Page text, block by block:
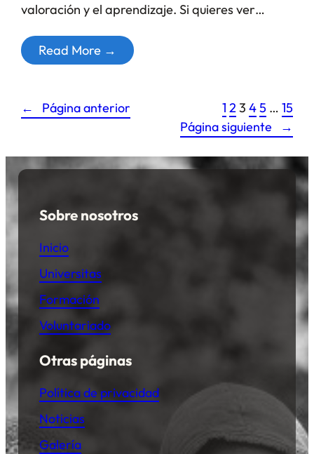
valoración y el aprendizaje. Si quieres ver…
Read More →
← Página anterior 1 23 45 … 15
Página siguiente
→
Sobre nosotros
Inicio
Universitas
Formación
Voluntariado
Otras páginas
Política de privacidad
Noticias
Galería